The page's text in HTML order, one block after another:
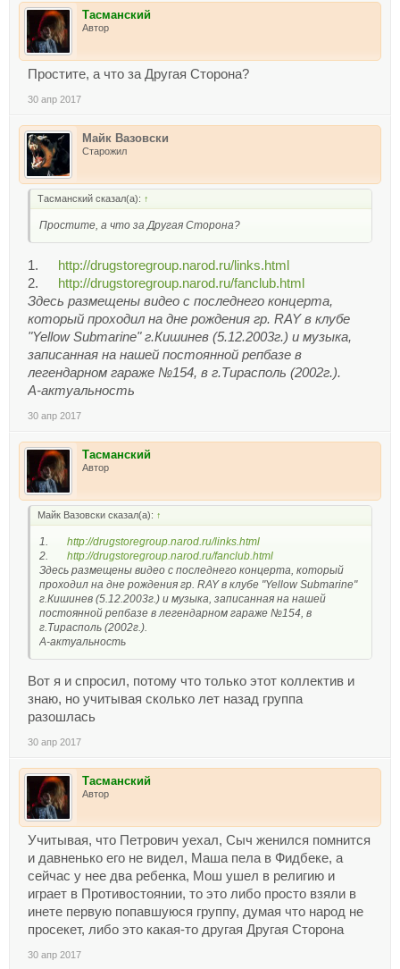
Тасманский
Автор
Простите, а что за Другая Сторона?
30 апр 2017
Майк Вазовски
Старожил
Тасманский сказал(а): ↑
Простите, а что за Другая Сторона?
1.
http://drugstoregroup.narod.ru/links.html
2.
http://drugstoregroup.narod.ru/fanclub.html
Здесь размещены видео с последнего концерта,
который проходил на дне рождения гр. RAY в клубе
"Yellow Submarine" г.Кишинев (5.12.2003г.) и музыка,
записанная на нашей постоянной репбазе в
легендарном гараже №154, в г.Тирасполь (2002г.).
А-актуальность
30 апр 2017
Тасманский
Автор
Майк Вазовски сказал(а): ↑
1.
http://drugstoregroup.narod.ru/links.html
2.
http://drugstoregroup.narod.ru/fanclub.html
Здесь размещены видео с последнего концерта, который
проходил на дне рождения гр. RAY в клубе "Yellow Submarine"
г.Кишинев (5.12.2003г.) и музыка, записанная на нашей
постоянной репбазе в легендарном гараже №154, в
г.Тирасполь (2002г.).
А-актуальность
Вот я и спросил, потому что только этот коллектив и
знаю, но учитывая сколько лет назад группа
разошлась
30 апр 2017
Тасманский
Автор
Учитывая, что Петрович уехал, Сыч женился помнится
и давненько его не видел, Маша пела в Фидбеке, а
сейчас у нее два ребенка, Мош ушел в религию и
играет в Противостоянии, то это либо просто взяли в
инете первую попавшуюся группу, думая что народ не
просекет, либо это какая-то другая Другая Сторона
30 апр 2017